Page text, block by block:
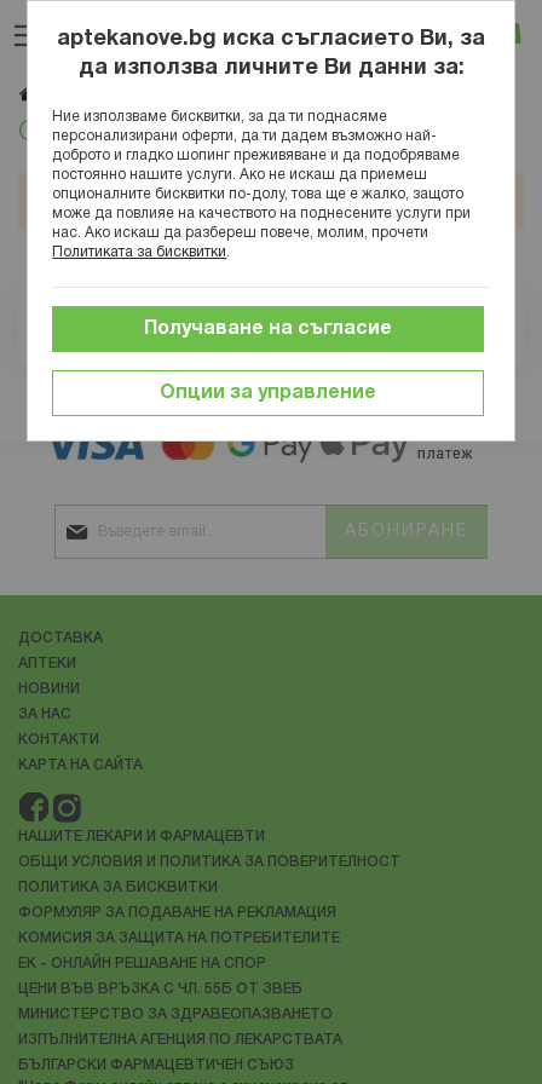
към
съдържанието
Вход
Открития и иновации
Не намираме подобни статии.
Защитени плащания
АБОНИРАНЕ
ДОСТАВКА
АПТЕКИ
НОВИНИ
ЗА НАС
КОНТАКТИ
КАРТА НА САЙТА
НАШИТЕ ЛЕКАРИ И ФАРМАЦЕВТИ
ОБЩИ УСЛОВИЯ И ПОЛИТИКА ЗА ПОВЕРИТЕЛНОСТ
ПОЛИТИКА ЗА БИСКВИТКИ
ФОРМУЛЯР ЗА ПОДАВАНЕ НА РЕКЛАМАЦИЯ
КОМИСИЯ ЗА ЗАЩИТА НА ПОТРЕБИТЕЛИТЕ
ЕК - ОНЛАЙН РЕШАВАНЕ НА СПОР
ЦЕНИ ВЪВ ВРЪЗКА С ЧЛ. 55Б ОТ ЗВЕБ
МИНИСТЕРСТВО ЗА ЗДРАВЕОПАЗВАНЕТО
ИЗПЪЛНИТЕЛНА АГЕНЦИЯ ПО ЛЕКАРСТВАТА
БЪЛГАРСКИ ФАРМАЦЕВТИЧЕН СЪЮЗ
aptekanove.bg иска съгласието Ви, за
да използва личните Ви данни за:
Ние използваме бисквитки, за да ти поднасяме
персонализирани оферти, да ти дадем възможно най-
доброто и гладко шопинг преживяване и да подобряваме
постоянно нашите услуги. Ако не искаш да приемеш
опционалните бисквитки по-долу, това ще е жалко, защото
може да повлияе на качеството на поднесените услуги при
нас. Ако искаш да разбереш повече, молим, прочети
Политиката за бисквитки
Опции за управление
Получаване на съгласие